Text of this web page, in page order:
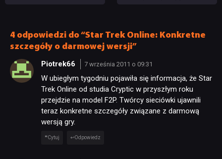
4 odpowiedzi do “Star Trek Online: Konkretne
szczegóły o darmowej wersji”
Piotrek66 7 września 2011 o 09:31
W ubiegłym tygodniu pojawiła się informacja, że Star
Trek Online od studia Cryptic w przyszłym roku
przejdzie na model F2P. Twórcy sieciówki ujawnili
teraz konkretne szczegóły związane z darmową
wersją gry.
Cytuj Odpowiedz